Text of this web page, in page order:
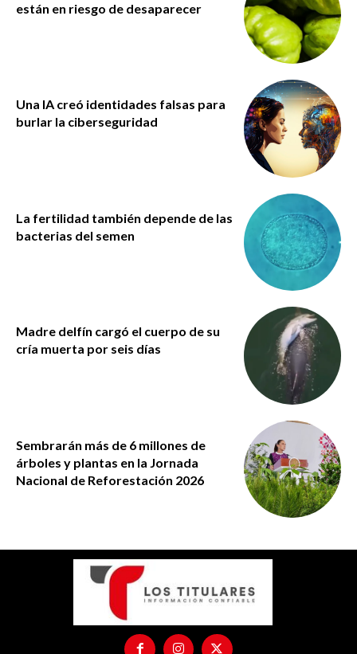
están en riesgo de desaparecer
Una IA creó identidades falsas para
burlar la ciberseguridad
La fertilidad también depende de las
bacterias del semen
Madre delfín cargó el cuerpo de su
cría muerta por seis días
Sembrarán más de 6 millones de
árboles y plantas en la Jornada
Nacional de Reforestación 2026